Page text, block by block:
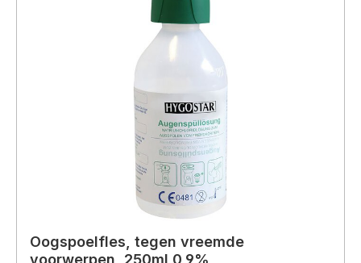
Oogspoelfles, tegen vreemde
voorwerpen, 250ml 0,9%